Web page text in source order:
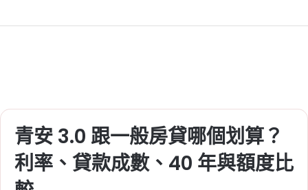
青安 3.0 跟一般房貸哪個划算？
利率、貸款成數、40 年與額度比